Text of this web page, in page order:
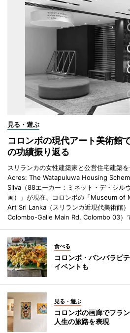
見る・遊ぶ
コロンボの現代アート美術
の功績振り返る
スリランカの女性建築家と公営住宅建築
Acres: The Watapuluwa Housing
Silva（88エーカー：ミネット・デ・シル
画）」が現在、コロンボの「Museum
Art Sri Lanka（スリランカ近現代美術館
Colombo-Galle Main Rd, Colombo 03）
食べる
コロンボ・バンバラピ
イベントも
見る・遊ぶ
コロンボの画廊でフラ
人生の旅路を表現